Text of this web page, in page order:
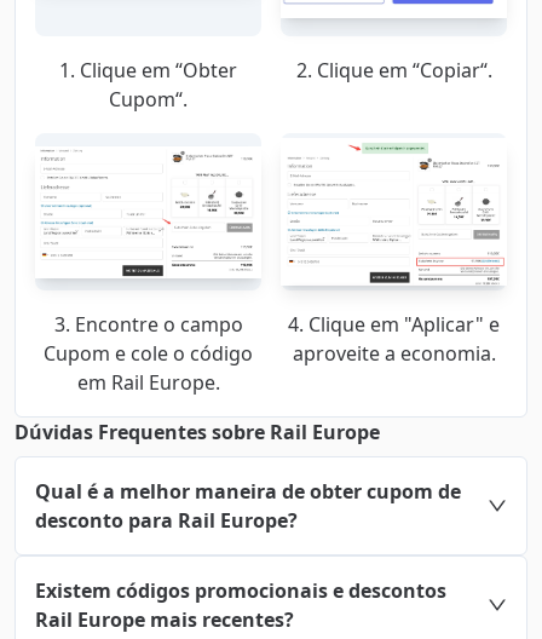
1. Clique em “Obter
Cupom“.
2. Clique em “Copiar“.
3. Encontre o campo
Cupom e cole o código
em Rail Europe.
4. Clique em "Aplicar" e
aproveite a economia.
Dúvidas Frequentes sobre Rail Europe
Qual é a melhor maneira de obter cupom de
desconto para Rail Europe?
Existem códigos promocionais e descontos
Rail Europe mais recentes?